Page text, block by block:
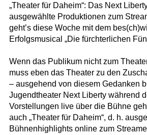
„Theater für Daheim“: Das Next
ausgewählte Produktionen zum
geht’s diese Woche mit dem
Erfolgsmusical „Die fürchterlichen
Wenn das Publikum nicht zum
muss eben das Theater zu den
– ausgehend von diesem Gedanken
Jugendtheater Next Liberty während
Vorstellungen live über die Bühne
auch „Theater für Daheim“, d. h.
Bühnenhighlights online zum